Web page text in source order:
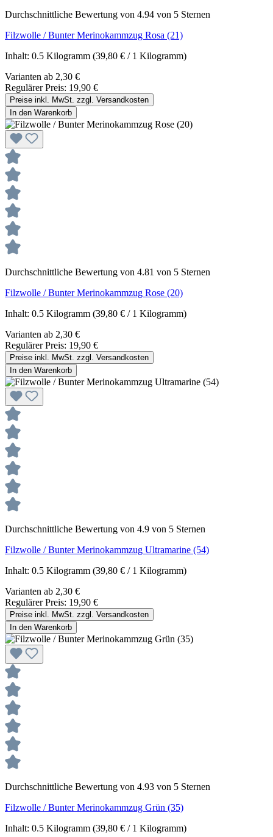
Durchschnittliche Bewertung von 4.94 von 5 Sternen
Filzwolle / Bunter Merinokammzug Rosa (21)
Inhalt: 0.5 Kilogramm (39,80 € / 1 Kilogramm)
Varianten ab 2,30 €
Regulärer Preis: 19,90 €
Preise inkl. MwSt. zzgl. Versandkosten
In den Warenkorb
Durchschnittliche Bewertung von 4.81 von 5 Sternen
Filzwolle / Bunter Merinokammzug Rose (20)
Inhalt: 0.5 Kilogramm (39,80 € / 1 Kilogramm)
Varianten ab 2,30 €
Regulärer Preis: 19,90 €
Preise inkl. MwSt. zzgl. Versandkosten
In den Warenkorb
Durchschnittliche Bewertung von 4.9 von 5 Sternen
Filzwolle / Bunter Merinokammzug Ultramarine (54)
Inhalt: 0.5 Kilogramm (39,80 € / 1 Kilogramm)
Varianten ab 2,30 €
Regulärer Preis: 19,90 €
Preise inkl. MwSt. zzgl. Versandkosten
In den Warenkorb
Durchschnittliche Bewertung von 4.93 von 5 Sternen
Filzwolle / Bunter Merinokammzug Grün (35)
Inhalt: 0.5 Kilogramm (39,80 € / 1 Kilogramm)